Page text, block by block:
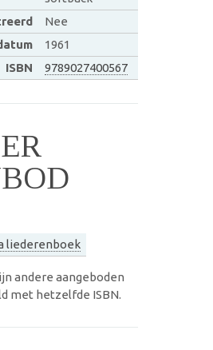
Nee
1961
ISBN
9789027400567
liederenboek
andere aangeboden
met hetzelfde ISBN.